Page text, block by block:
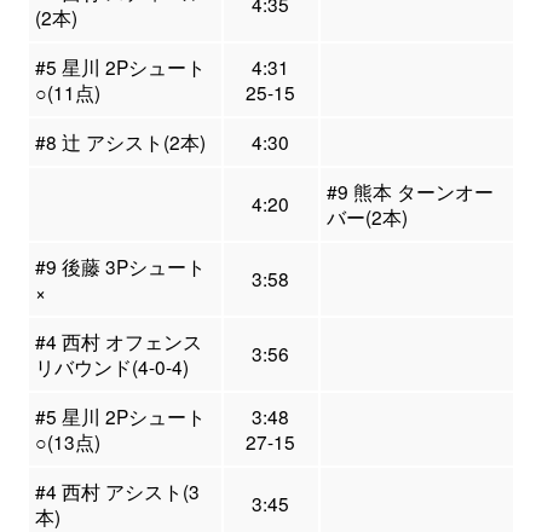
(2本)
#5 星川 2Pシュート
○(11点)
4:31
25-15
#8 辻 アシスト(2本)
4:30
4:20
#9 熊本 ターンオー
バー(2本)
#9 後藤 3Pシュート
×
3:58
#4 西村 オフェンス
リバウンド(4-0-4)
3:56
#5 星川 2Pシュート
○(13点)
3:48
27-15
#4 西村 アシスト(3
本)
3:45